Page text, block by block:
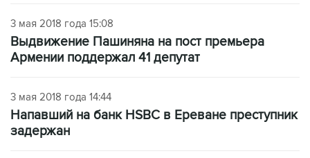
3 мая 2018 года 15:08
Выдвижение Пашиняна на пост премьера
Армении поддержал 41 депутат
3 мая 2018 года 14:44
Напавший на банк HSBC в Ереване преступник
задержан